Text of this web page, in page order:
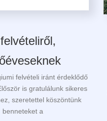
felvételi iránt érdeklődő
is gratulálunk sikeres
szeretettel köszöntünk
benneteket a